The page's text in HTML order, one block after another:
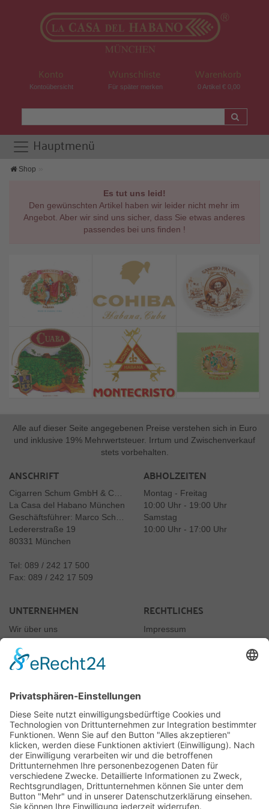
Konto
Kontoübersicht
Wunschliste
Für später merken
Warenkorb
0 Artikel € 0,00
Hauptmenü
Shop
Es tut uns leid!
Den gewünschten Artikel haben wir leider nicht mehr im
Angebot. Aber wir sind uns sicher, dass Sie etwas anderes
passendes bei uns finden !
Alle auf dieser Seite angegebenen Preise verstehen sich in Euro
und inklusive 19% Mehrwertsteuer. Irrtum und Zwischenverkauf
stets vorbehalten.
ANSCHRIFT
Cigarren Schum GmbH & Co. KG
La Casa del Habano München
Geschäftsführer: Marco Schum
Ledererstraße 19
80331 München
Tel: 089 / 242 17 500
Fax: 089 / 242 17 509
ABHOLZEITEN
Montag - Freitag
10:00 Uhr - 19:00 Uhr
Samstag
10:00 Uhr - 17:00 Uhr
UNTERNEHMEN
Wir über uns
Kontakt
RECHTLICHES
Impressum
JUGENDSCHUTZ
Rauchen nur ab 18
§10 Jugendschutzgesetz
Für uns ist es selbstverständlich, dass wir unsere Produkte, wie es das Gesetz
vorschreibt, nur an Erwachsene ab 18 Jahre verkaufen. Dies wird von uns auch
überprüft.